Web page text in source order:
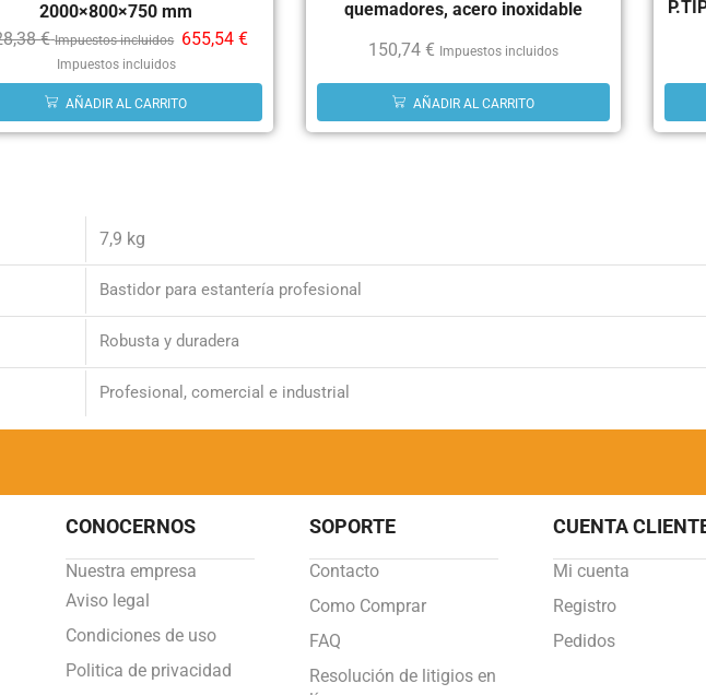
2000×800×750 mm
€ Impuestos incluidos 655,54€
Impuestos incluidos
AÑADIR AL CARRITO
quemadores, acero inoxidable
150,74 € Impuestos incluidos
AÑADIR AL CARRITO
7,9 kg
Bastidor para estantería profesional
Robusta y duradera
Profesional, comercial e industrial
CONOCERNOS
Nuestra empresa
Aviso legal
Condiciones de uso
Politica de privacidad
SOPORTE
Contacto
Como Comprar
FAQ
Resolución de litigios en
CUENTA
Mi cuenta
Registro
Pedidos